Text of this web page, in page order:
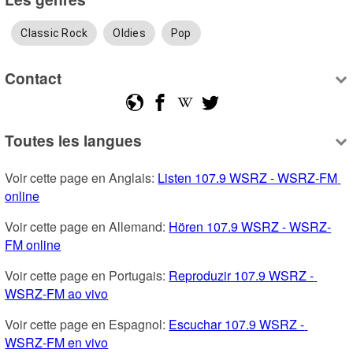
Classic Rock Oldies Pop
Contact
Toutes les langues
Voir cette page en Anglais: Listen 107.9 WSRZ - WSRZ-FM
online
Voir cette page en Allemand: Hören 107.9 WSRZ - WSRZ-
FM online
Voir cette page en Portugais: Reproduzir 107.9 WSRZ -
WSRZ-FM ao vivo
Voir cette page en Espagnol: Escuchar 107.9 WSRZ -
WSRZ-FM en vivo